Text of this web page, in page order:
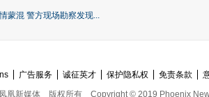
蒙混 警方现场勘察发现...
广告服务 诚征英才 保护隐私权 免责条款
凤凰新媒体
版权所有 Copyright © 2019 Phoenix